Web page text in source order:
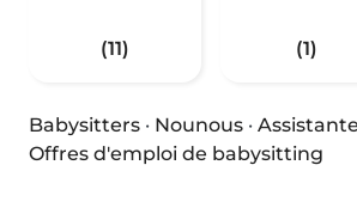
(11) (1)
Babysitters · Nounous ·
Offres d'emploi de babysitting